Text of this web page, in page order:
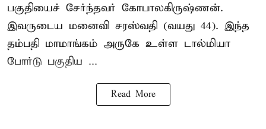
பகுதியைச் சேர்ந்தவர் கோபாலகிருஷ்ணன்.
இவருடைய மனைவி சரஸ்வதி (வயது 44). இந்த
தம்பதி மாமாங்கம் அருகே உள்ள டால்மியா
போர்டு பகுதிய ...
Read More